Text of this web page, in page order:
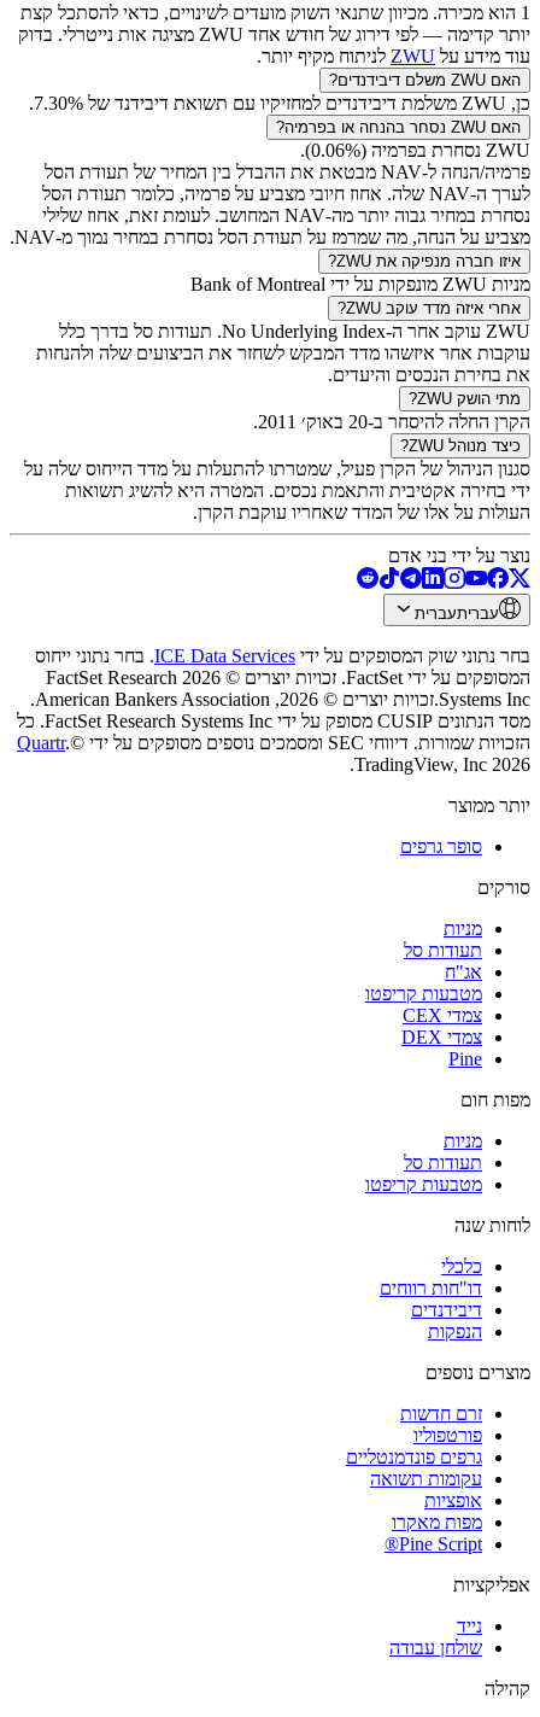
1 הוא מכירה. מכיוון שתנאי השוק מועדים לשינויים, כדאי להסתכל קצת
יותר קדימה — לפי דירוג של חודש אחד ZWU מציגה אות נייטרלי. בדוק
עוד מידע על ZWU לניתוח מקיף יותר.
האם ZWU משלם דיבידנדים?
כן, ZWU משלמת דיבידנדים למחזיקיו עם תשואת דיבידנד של 7.30%.
האם ZWU נסחר בהנחה או בפרמיה?
ZWU נסחרת בפרמיה ( 0.06%).
פרמיה/הנחה ל-NAV מבטאת את ההבדל בין המחיר של תעודת הסל
לערך ה-NAV שלה. אחוז חיובי מצביע על פרמיה, כלומר תעודת הסל
נסחרת במחיר גבוה יותר מה-NAV המחושב. לעומת זאת, אחוז שלילי
מצביע על הנחה, מה שמרמז על תעודת הסל נסחרת במחיר נמוך מ-NAV.
איזו חברה מנפיקה את ZWU
?
מניות ZWU מונפקות על ידי ‎ Bank of Montreal
אחרי איזה מדד עוקב ZWU
?
ZWU עוקב אחר ה-No Underlying Index. תעודות סל בדרך כלל
עוקבות אחר איזשהו מדד המבקש לשחזר את הביצועים שלה ולהנחות
את בחירת הנכסים והיעדים.
מתי הושק ZWU
?
הקרן החלה להיסחר ב-20 באוק׳ 2011 .
כיצד מנוהל ZWU
?
סגנון הניהול של הקרן פעיל, שמטרתו להתעלות על מדד הייחוס שלה על
ידי בחירה אקטיבית והתאמת נכסים. המטרה היא להשיג תשואות
העולות על אלו של המדד שאחריו עוקבת הקרן.
נוצר על ידי בני אדם
עבריתעברית
בחר נתוני שוק המסופקים על ידי ICE Data Services
. בחר נתוני ייחוס
המסופקים על ידי FactSet. זכויות יוצרים © 2026 ‏FactSet Research
Systems Inc.‏
זכויות יוצרים © 2026, ‏American Bankers Association.
מסד הנתונים CUSIP מסופק על ידי FactSet Research Systems Inc. כל
הזכויות שמורות. דיווחי SEC ומסמכים נוספים מסופקים על ידי Quartr.©
2026 ‏TradingView, Inc.‏
יותר ממוצר
סופר גרפים
סורקים
מניות‏
תעודות סל
אג"ח
מטבעות קריפטו
צמדי CEX
צמדי DEX
Pine
מפות חום
מניות‏
תעודות סל
מטבעות קריפטו
לוחות שנה
כלכלי
דו"חות רווחים
דיבידנדים
הנפקות
מוצרים נוספים
זרם חדשות
פורטפוליו
גרפים פונדמנטליים
עקומות תשואה
אופציות
מפות מאקרו
Pine Script®
אפליקציות
נייד
שולחן עבודה
קהילה